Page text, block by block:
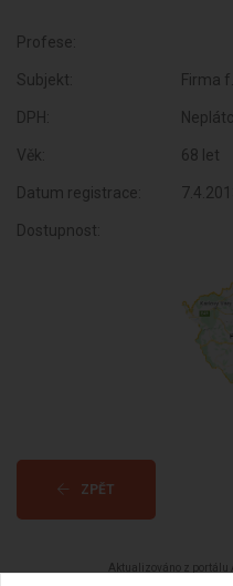
Profese:
Subjekt: Firma
DPH:
Věk: 68 let
Datum registrace:
Dostupnost:
ZPĚT
Aktualizováno z portálu